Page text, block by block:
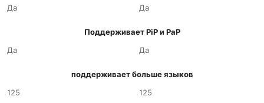
Да
Да
Поддерживает PiP и PaP
Да
Да
поддерживает больше языков
125
125